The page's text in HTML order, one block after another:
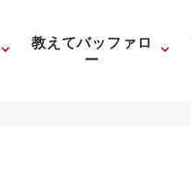
教えてバッファロ
ー